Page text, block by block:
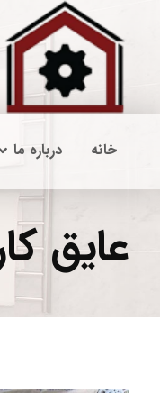
خانه درباره ما
عایق